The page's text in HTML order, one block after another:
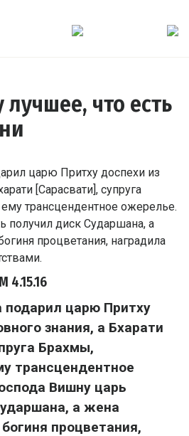
что есть
4.15.16
подарил царю Притху
знания, а Бхарати
Брахмы,
трансцендентное
Вишну царь
а жена
процветания,